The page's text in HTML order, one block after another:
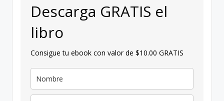
Descarga GRATIS el
libro
Consigue tu ebook con valor de $10.00 GRATIS